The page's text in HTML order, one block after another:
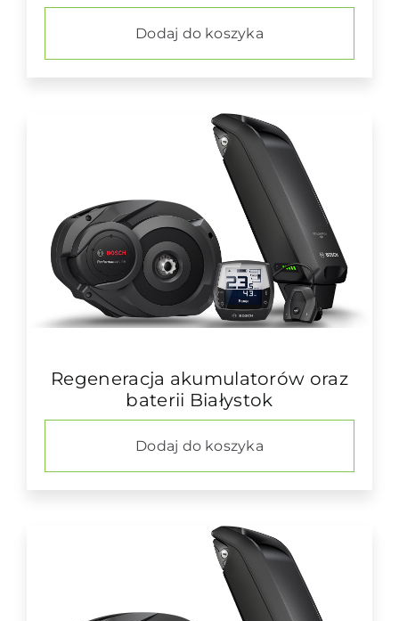
Dodaj do koszyka
Regeneracja akumulatorów oraz
baterii Białystok
Dodaj do koszyka